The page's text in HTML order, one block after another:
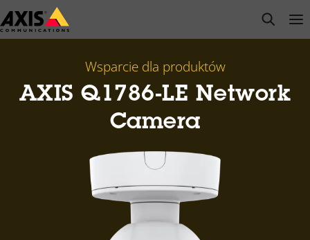
Przejdź
do
open
Wsparcie dla produktów
AXIS Q1786-LE Network
Camera